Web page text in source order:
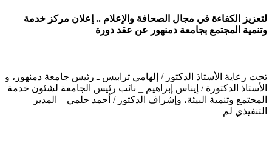
لتعزيز الكفاءة في مجال الصحافة والإعلام .. إعلان مركز خدمة
وتنمية المجتمع بجامعة دمنهور عن عقد دورة
تحت رعاية الأستاذ الدكتور / إلهامي ترابيس ـ رئيس جامعة دمنهور، و
الأستاذ الدكتورة / إيناس إبراهيم _ نائب رئيس الجامعة لشئون خدمة
المجتمع وتنمية البيئة، وإشراف الدكتور / أحمد حلمي _ المدير
التنفيذي لم